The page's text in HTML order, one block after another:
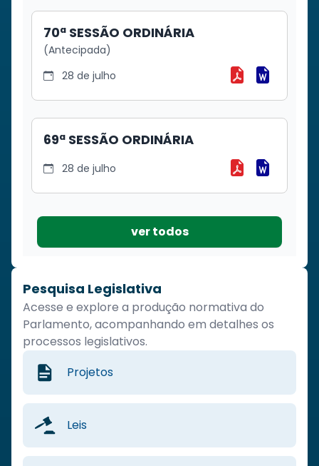
Pesquisa Legislativa
Acesse e explore a produção normativa do
Parlamento, acompanhando em detalhes os
processos legislativos.
Projetos
Leis
70ª SESSÃO ORDINÁRIA
(Antecipada)
28 de julho
Baixar 70ª
Baixar
69ª SESSÃO ORDINÁRIA
28 de julho Baixar 69ª
Baixar
ver todos